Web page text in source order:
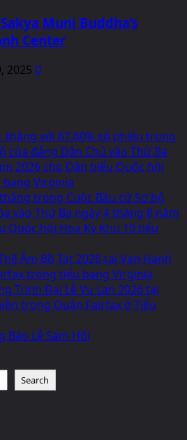
Muni Buddha’s
Center
2025 0
thắng với 67.60% số phiếu trong
của đảng Dân Chủ vào Thứ Ba
2026 cho Dân biểu Quốc hội
bang Virginia
trong Cuộc Bầu cử Sơ bộ
vào Thứ Ba ngày 4 tháng 8 năm
Quốc hội Hoa Kỳ Khu 10 tiểu
Âm Bồ Tát 2026 tại Van Hanh
trong tiểu bang Virginia
Trình Đại Lễ Vu Lan 2026 tại
trong Quận Fairfax ở Tiểu
Báo Lễ Sám Hối
Search